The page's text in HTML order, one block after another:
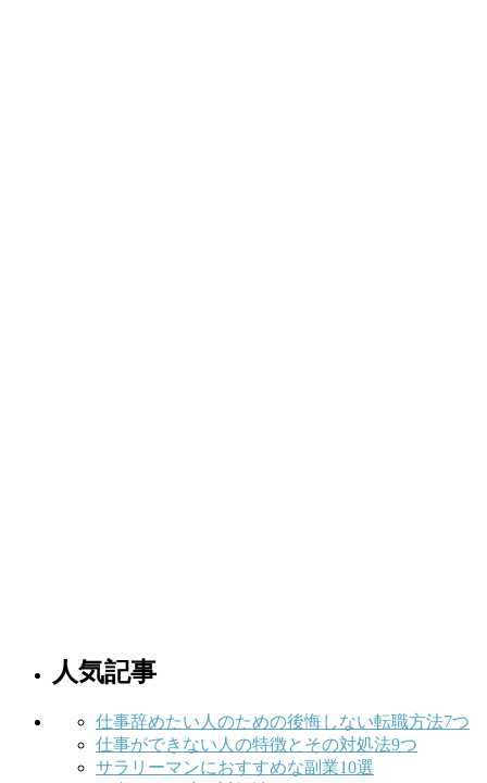
人気記事
仕事辞めたい人のための後悔しない転職方法7つ
仕事ができない人の特徴とその対処法9つ
サラリーマンにおすすめな副業10選